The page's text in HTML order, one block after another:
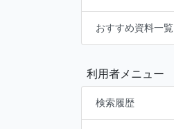
おすすめ資料一覧
利用者メニュー
検索履歴